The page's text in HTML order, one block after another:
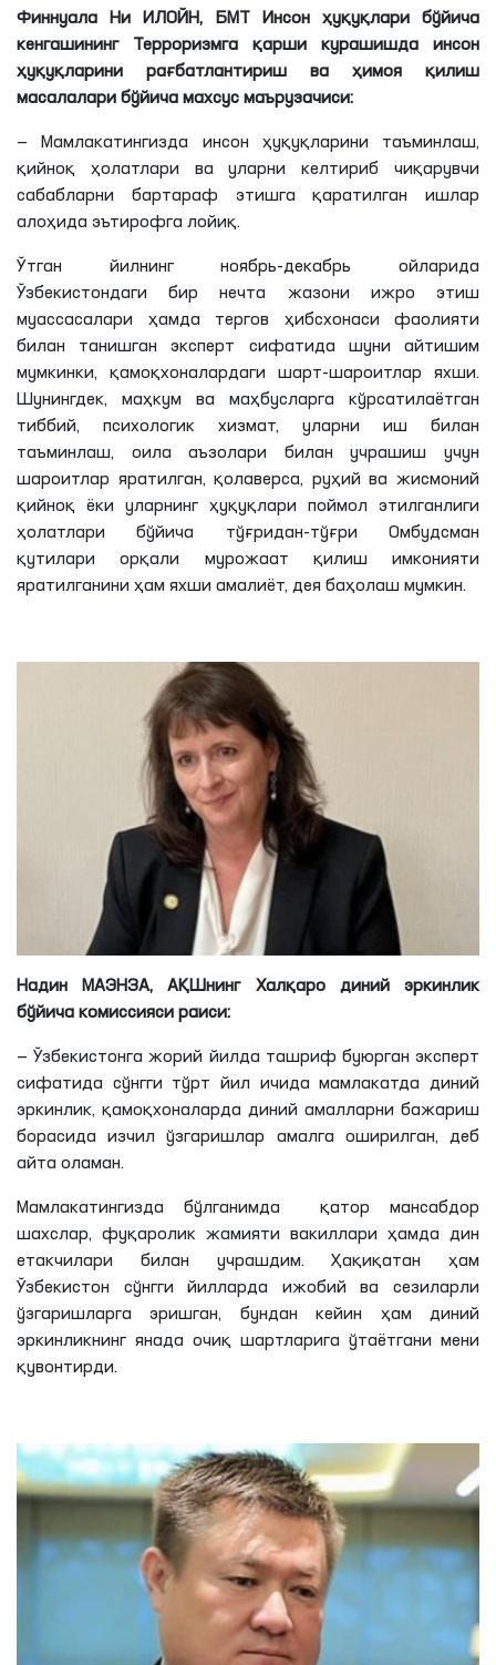
Финнуала Ни ИЛОЙН,
БМТ Инсон ҳуқуқлари бўйича
кенгашининг Терроризмга қарши курашишда инсон
ҳуқуқларини рағбатлантириш ва ҳимоя қилиш
масалалари бўйича махсус маърузачиси:
— Мамлакатингизда инсон ҳуқуқларини таъминлаш,
қийноқ ҳолатлари ва уларни келтириб чиқарувчи
сабабларни бартараф этишга қаратилган ишлар
алоҳида эътирофга лойиқ.
Ўтган йилнинг ноябрь-декабрь ойларида
Ўзбекистондаги бир нечта жазони ижро этиш
муассасалари ҳамда тергов ҳибсхонаси фаолияти
билан танишган эксперт сифатида шуни айтишим
мумкинки, қамоқхоналардаги шарт-шароитлар яхши.
Шунингдек, маҳкум ва маҳбусларга кўрсатилаётган
тиббий, психологик хизмат, уларни иш билан
таъминлаш, оила аъзолари билан учрашиш учун
шароитлар яратилган, қолаверса, руҳий ва жисмоний
қийноқ ёки уларнинг ҳуқуқлари поймол этилганлиги
ҳолатлари бўйича тўғридан-тўғри Омбудсман
қутилари орқали мурожаат қилиш имконияти
яратилганини ҳам яхши амалиёт, дея баҳолаш мумкин.
Надин МАЭНЗА,АҚШнинг Халқаро диний эркинлик
бўйича комиссияси раиси:
— Ўзбекистонга жорий йилда ташриф буюрган эксперт
сифатида сўнгги тўрт йил ичида мамлакатда диний
эркинлик, қамоқхоналарда диний амалларни бажариш
борасида изчил ўзгаришлар амалга оширилган, деб
айта оламан.
Мамлакатингизда бўлганимда қатор мансабдор
шахслар, фуқаролик жамияти вакиллари ҳамда дин
етакчилари билан учрашдим. Ҳақиқатан ҳам
Ўзбекистон сўнгги йилларда ижобий ва сезиларли
ўзгаришларга эришган, бундан кейин ҳам диний
эркинликнинг янада очиқ шартларига ўтаётгани мени
қувонтирди.